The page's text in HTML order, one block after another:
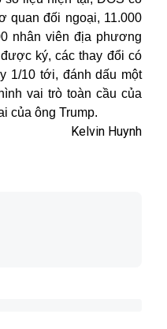
quan đối ngoại, 11.000
nhân viên địa phương
ký, các thay đổi có
1/10 tới, đánh dấu một
vai trò toàn cầu của
của ông Trump.
Kelvin Huynh